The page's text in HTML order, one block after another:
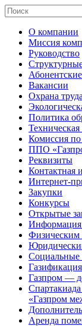
О компании
Миссия
Руководство
Вакансии
Охрана труда
Политика
Комиссия по
ППО
Реквизиты
Контактная
Интернет-
Закупки
Конкурсы
Открытые
Информация
Физическим
Социальные
Газпром —
«Газпром
Аренда